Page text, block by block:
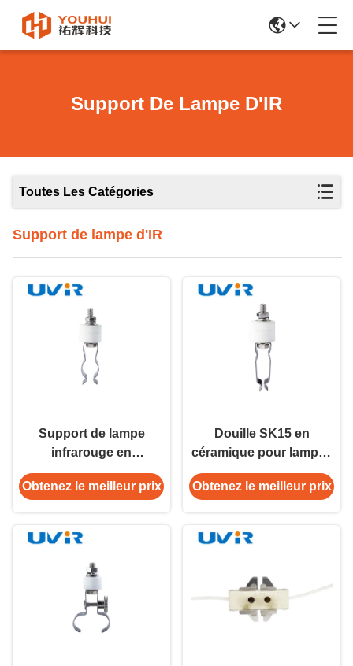
Support De Lampe D'IR
Toutes Les Catégories
Support de lampe d'IR
Support de lampe
infrarouge en
céramique SC05 en
aluminium pour lampes
Obtenez le meilleur prix
Douille SK15 en
céramique pour lampes
infrarouges de
chauffage
Obtenez le meilleur prix